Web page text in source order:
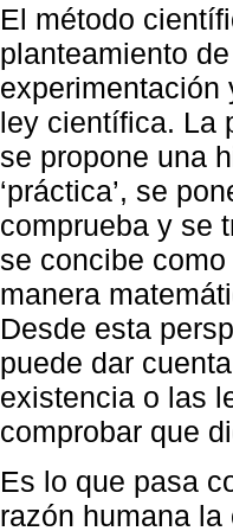
El método
planteamiento
experimentación
ley científica. La
se propone una
‘práctica’, se
comprueba y se
se concibe
manera
Desde esta
puede dar
existencia o las
comprobar que
Es lo que pasa
razón humana